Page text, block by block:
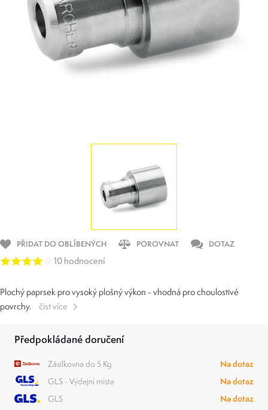
PŘIDAT DO OBLÍBENÝCH POROVNAT DOTAZ
10 hodnocení
Plochý paprsek pro vysoký plošný výkon - vhodná pro choulostivé
povrchy.
číst více
Předpokládané doručení
Zásilkovna do 5 Kg
Na dotaz
GLS - Výdejní místa
Na dotaz
GLS
Na dotaz